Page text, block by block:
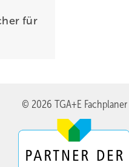
für
© 2026 TGA+E Fachplaner